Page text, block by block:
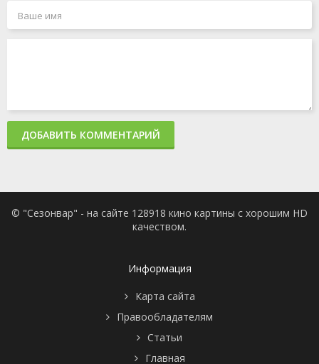
ДОБАВИТЬ КОММЕНТАРИЙ
© "Сезонвар" - на сайте 128918 кино картины с хорошим HD
качеством.
Информация
Карта сайта
Правообладателям
Статьи
Главная